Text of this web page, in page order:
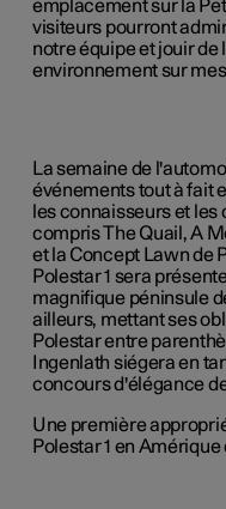
emplacement sur la
visiteurs pourront
notre équipe et jouir de
environnement sur
La semaine de
événements tout à fait
les connaisseurs et
compris The Quail, A
et la Concept Lawn de
Polestar 1 sera
magnifique péninsule
ailleurs, mettant ses
Polestar entre
Ingenlath siégera en
concours d'élégance
Une première
Polestar 1 en Amérique